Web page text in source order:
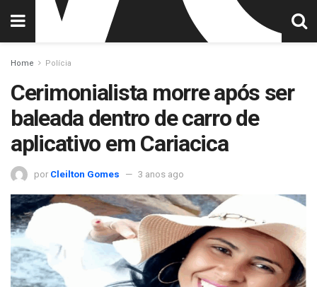
Home Polícia
Cerimonialista morre após ser
baleada dentro de carro de
aplicativo em Cariacica
por Cleilton Gomes 3 anos ago